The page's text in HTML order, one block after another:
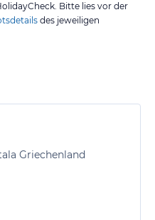
Bitte lies vor der
des jeweiligen
Griechenland